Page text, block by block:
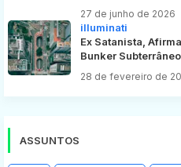
27 de junho de 2026
illuminati
Ex Satanista,
Bunker
28 de fevereiro de
ASSUNTOS